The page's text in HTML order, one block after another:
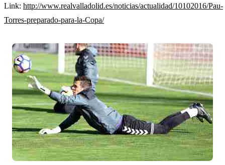
Link: http://www.realvalladolid.es/noticias/actualidad/10102016/Pau-
Torres-preparado-para-la-Copa/